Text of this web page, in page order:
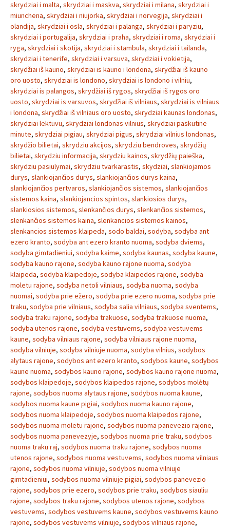
skrydziai i malta, skrydziai i maskva, skrydziai i milana, skrydziai i
miunchena, skrydziai i niujorka, skrydziai i norvegija, skrydziai i
olandija, skrydziai i osla, skrydziai i palanga, skrydziai i paryziu,
skrydziai i portugalija, skrydziai i praha, skrydziai i roma, skrydziai i
ryga, skrydziai i skotija, skrydziai i stambula, skrydziai i tailanda,
skrydziai i tenerife, skrydziai i varsuva, skrydziai i vokietija,
skrydžiai iš kauno, skrydziai is kauno i londona, skrydžiai iš kauno
oro uosto, skrydziai is londono, skrydziai is londono i vilniu,
skrydziai is palangos, skrydžiai iš rygos, skrydžiai iš rygos oro
uosto, skrydziai is varsuvos, skrydžiai iš vilniaus, skrydziai is vilniaus
i londona, skrydžiai iš vilniaus oro uosto, skrydziai kaunas londonas,
skrydziai lektuvu, skrydziai londonas vilnius, skrydziai paskutine
minute, skrydziai pigiau, skrydziai pigus, skrydziai vilnius londonas,
skrydžio bilietai, skrydziu akcijos, skrydziu bendroves, skrydžių
bilietai, skrydziu informacija, skrydziu kainos, skrydžių paieška,
skrydziu pasiulymai, skrydziu tvarkarastis, skydziai, slankiojamos
durys, slankiojančios durys, slankiojančios durys kaina,
slankiojančios pertvaros, slankiojančios sistemos, slankiojančios
sistemos kaina, slankiojancios spintos, slankiosios durys,
slankiosios sistemos, slenkančios durys, slenkančios sistemos,
slenkančios sistemos kaina, slenkancios sistemos kainos,
slenkancios sistemos klaipeda, sodo baldai, sodyba, sodyba ant
ezero kranto, sodyba ant ezero kranto nuoma, sodyba dviems,
sodyba gimtadieniui, sodyba kaime, sodyba kaunas, sodyba kaune,
sodyba kauno rajone, sodyba kauno rajone nuoma, sodyba
klaipeda, sodyba klaipedoje, sodyba klaipedos rajone, sodyba
moletu rajone, sodyba netoli vilniaus, sodyba nuoma, sodyba
nuomai, sodyba prie ežero, sodyba prie ezero nuoma, sodyba prie
traku, sodyba prie vilniaus, sodyba salia vilniaus, sodyba sventems,
sodyba traku rajone, sodyba trakuose, sodyba trakuose nuoma,
sodyba utenos rajone, sodyba vestuvems, sodyba vestuvems
kaune, sodyba vilniaus rajone, sodyba vilniaus rajone nuoma,
sodyba vilniuje, sodyba vilniuje nuoma, sodyba vilnius, sodybos
alytaus rajone, sodybos ant ezero kranto, sodybos kaune, sodybos
kaune nuoma, sodybos kauno rajone, sodybos kauno rajone nuoma,
sodybos klaipedoje, sodybos klaipedos rajone, sodybos molėtų
rajone, sodybos nuoma alytaus rajone, sodybos nuoma kaune,
sodybos nuoma kaune pigiai, sodybos nuoma kauno rajone,
sodybos nuoma klaipedoje, sodybos nuoma klaipedos rajone,
sodybos nuoma moletu rajone, sodybos nuoma panevezio rajone,
sodybos nuoma panevezyje, sodybos nuoma prie traku, sodybos
nuoma traku raj, sodybos nuoma traku rajone, sodybos nuoma
utenos rajone, sodybos nuoma vestuvems, sodybos nuoma vilniaus
rajone, sodybos nuoma vilniuje, sodybos nuoma vilniuje
gimtadieniui, sodybos nuoma vilniuje pigiai, sodybos panevezio
rajone, sodybos prie ezero, sodybos prie traku, sodybos siauliu
rajone, sodybos traku rajone, sodybos utenos rajone, sodybos
vestuvems, sodybos vestuvems kaune, sodybos vestuvems kauno
rajone, sodybos vestuvems vilniuje, sodybos vilniaus rajone,